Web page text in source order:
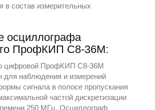
в состав измерительных
осциллографа
ПрофКИП С8-36М:
цифровой ПрофКИП С8-36М
для наблюдения и измерений
сигнала в полосе пропускания
частой дискретизации
250 МГц. Осциллограф